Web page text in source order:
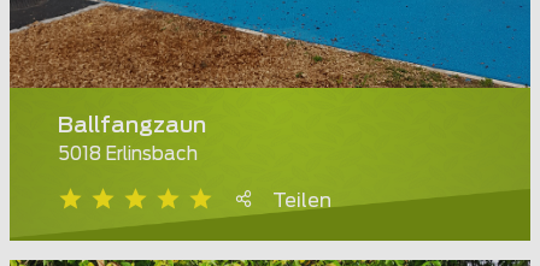
Ballfangzaun
5018 Erlinsbach
Teilen